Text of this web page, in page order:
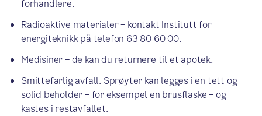
forhandlere.
Radioaktive materialer – kontakt Institutt for
energiteknikk på telefon 63 80 60 00.
Medisiner – de kan du returnere til et apotek.
Smittefarlig avfall. Sprøyter kan legges i en tett og
solid beholder – for eksempel en brusflaske – og
kastes i restavfallet.